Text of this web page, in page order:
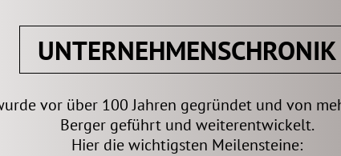
UNTERNEHMENSCHRONIK
vor über 100 Jahren gegründet und von
Berger geführt und weiterentwickelt.
Hier die wichtigsten Meilensteine: